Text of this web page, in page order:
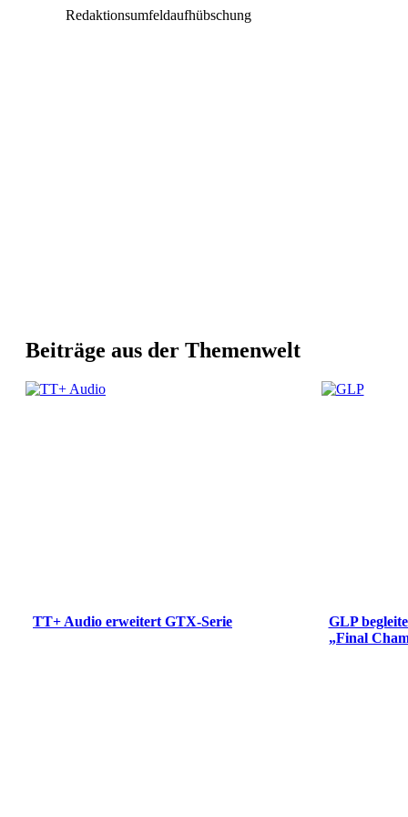
Redaktionsumfeldaufhübschung
Beiträge aus der Themenwelt
TT+ Audio erweitert GTX-Serie
GLP
„Final